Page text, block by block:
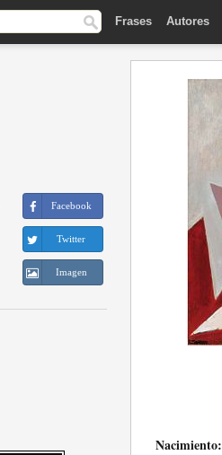
Frases Autores
Facebook
Twitter
Imagen
Nacimiento: